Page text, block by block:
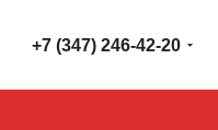
+7 (347) 246-42-20